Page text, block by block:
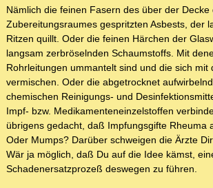
Nämlich die feinen Fasern des über der Decke
Zubereitungsraumes gespritzten Asbests, der
Ritzen quillt. Oder die feinen Härchen der
langsam zerbröselnden Schaumstoffs. Mit
Rohrleitungen ummantelt sind und die sich mit
vermischen. Oder die abgetrocknet
chemischen Reinigungs- und
Impf- bzw. Medikamenteneinzelstoffen
übrigens gedacht, daß Impfungsgifte Rheuma
Oder Mumps? Darüber schweigen die Ärzte
Wär ja möglich, daß Du auf die Idee kämst,
Schadenersatzprozeß deswegen zu führen.